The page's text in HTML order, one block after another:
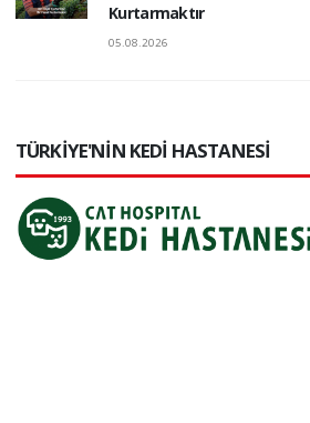
Kurtarmaktır
05.08.2026
TÜRKİYE'NİN KEDİ HASTANESİ